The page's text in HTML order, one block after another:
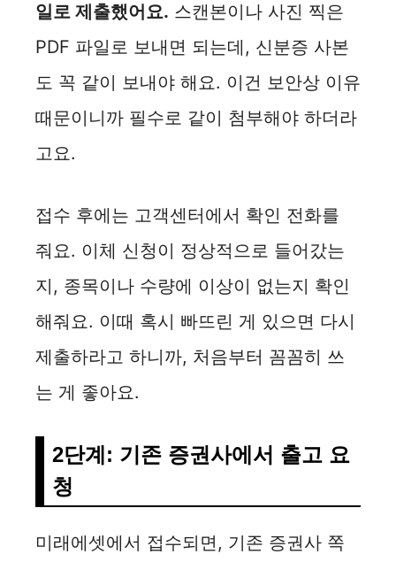
o
일로 제출했어요. 스캔본이나 사진 찍은
PDF 파일로 보내면 되는데, 신분증 사본
도 꼭 같이 보내야 해요. 이건 보안상 이유
때문이니까 필수로 같이 첨부해야 하더라
고요.
접수 후에는 고객센터에서 확인 전화를
줘요. 이체 신청이 정상적으로 들어갔는
지, 종목이나 수량에 이상이 없는지 확인
해줘요. 이때 혹시 빠뜨린 게 있으면 다시
제출하라고 하니까, 처음부터 꼼꼼히 쓰
는 게 좋아요.
2단계: 기존 증권사에서 출고 요
청
미래에셋에서 접수되면, 기존 증권사 쪽